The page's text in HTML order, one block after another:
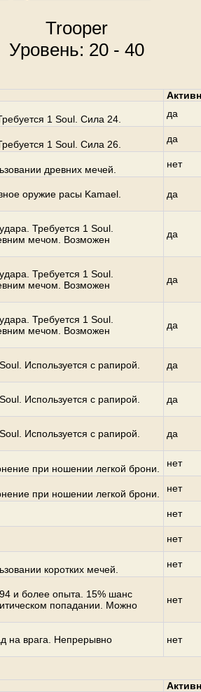
Trooper
Уровень: 20 - 40
1 Soul. Сила 24.
да
1 Soul. Сила 26.
да
древних мечей.
нет
оружие расы Kamael.
да
Требуется 1 Soul.
мечом. Возможен
да
Требуется 1 Soul.
мечом. Возможен
да
Требуется 1 Soul.
мечом. Возможен
да
Используется с рапирой.
да
Используется с рапирой.
да
Используется с рапирой.
да
при ношении легкой брони.
нет
при ношении легкой брони.
нет
нет
нет
коротких мечей.
нет
и более опыта. 15% шанс
попадании. Можно
нет
на врага. Непрерывно
нет